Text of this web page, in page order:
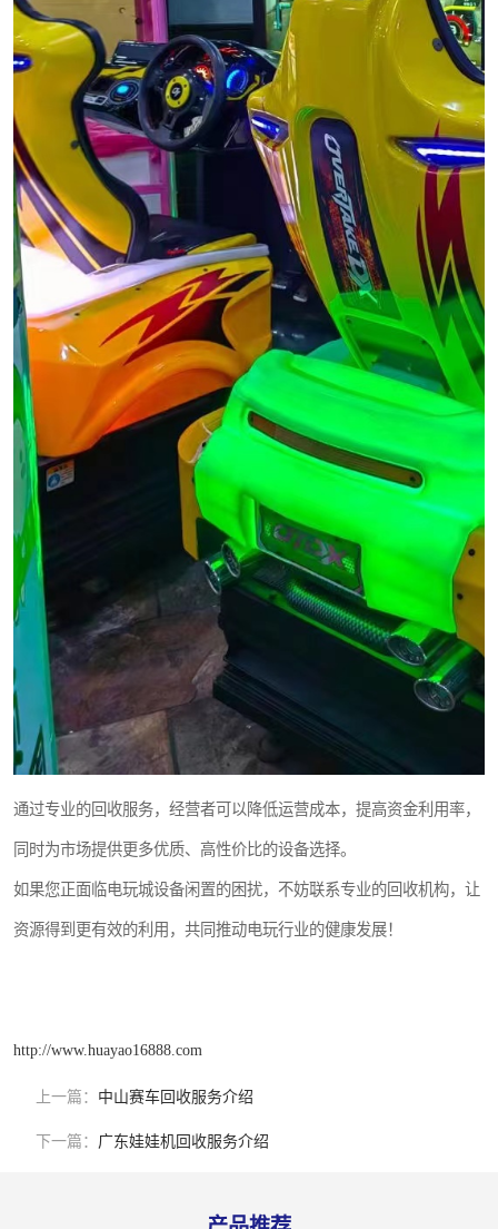
通过专业的回收服务，经营者可以降低运营成本，提高资金利用率，
同时为市场提供更多优质、高性价比的设备选择。
如果您正面临电玩城设备闲置的困扰，不妨联系专业的回收机构，让
资源得到更有效的利用，共同推动电玩行业的健康发展！
http://www.huayao16888.com
上一篇： 中山赛车回收服务介绍
下一篇： 广东娃娃机回收服务介绍